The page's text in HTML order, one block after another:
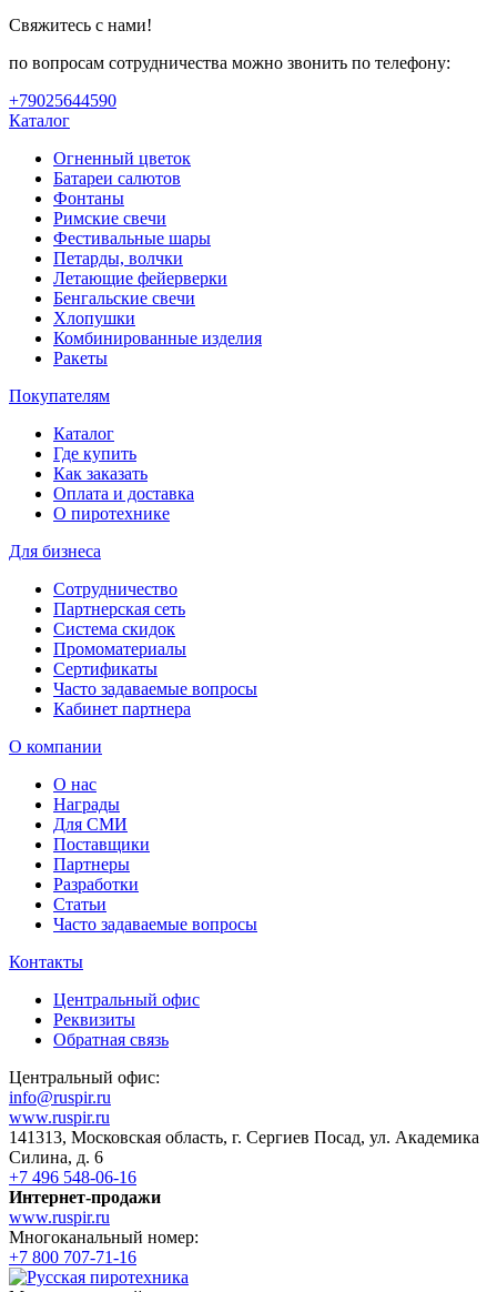
Свяжитесь с нами!
по вопросам сотрудничества можно звонить по телефону:
+79025644590
Каталог
Огненный цветок
Батареи салютов
Фонтаны
Римские свечи
Фестивальные шары
Петарды, волчки
Летающие фейерверки
Бенгальские свечи
Хлопушки
Комбинированные изделия
Ракеты
Покупателям
Каталог
Где купить
Как заказать
Оплата и доставка
О пиротехнике
Для бизнеса
Сотрудничество
Партнерская сеть
Система скидок
Промоматериалы
Сертификаты
Часто задаваемые вопросы
Кабинет партнера
О компании
О нас
Награды
Для СМИ
Поставщики
Партнеры
Разработки
Статьи
Часто задаваемые вопросы
Контакты
Центральный офис
Реквизиты
Обратная связь
Центральный офис:
info@ruspir.ru
www.ruspir.ru
141313, Московская область, г. Сергиев Посад, ул. Академика
Силина, д. 6
+7 496 548-06-16
Интернет-продажи
www.ruspir.ru
Многоканальный номер:
+7 800 707-71-16